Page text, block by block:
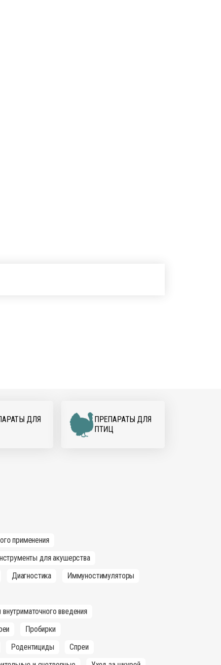
ДЛЯ
ПРЕПАРАТЫ ДЛЯ
ПТИЦ
применения
для акушерства
Диагностика
Иммуностимуляторы
введения
Пробирки
Родентициды
Спреи